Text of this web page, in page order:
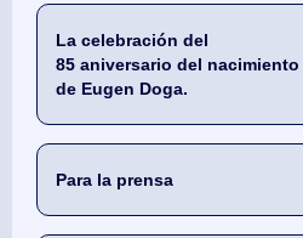
La celebración del
85 aniversario del nacimiento
de Eugen Doga.
Para la prensa